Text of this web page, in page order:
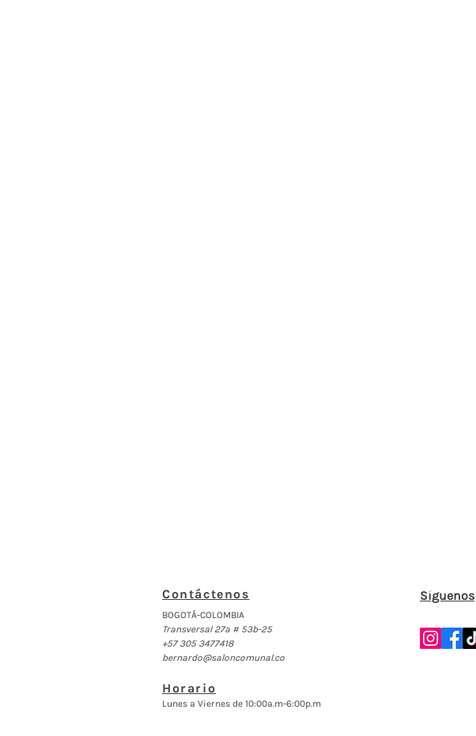
Contáctenos
BOGOTÁ-COLOMBIA
Transversal 27a # 53b-25
+57 305 3477418
bernardo@saloncomunal.co
Horario
Lunes a Viernes de 10:00a.m-6:00p.m
Síguenos